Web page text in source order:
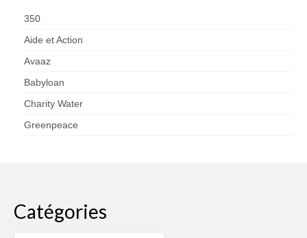
350
Aide et Action
Avaaz
Babyloan
Charity Water
Greenpeace
Catégories